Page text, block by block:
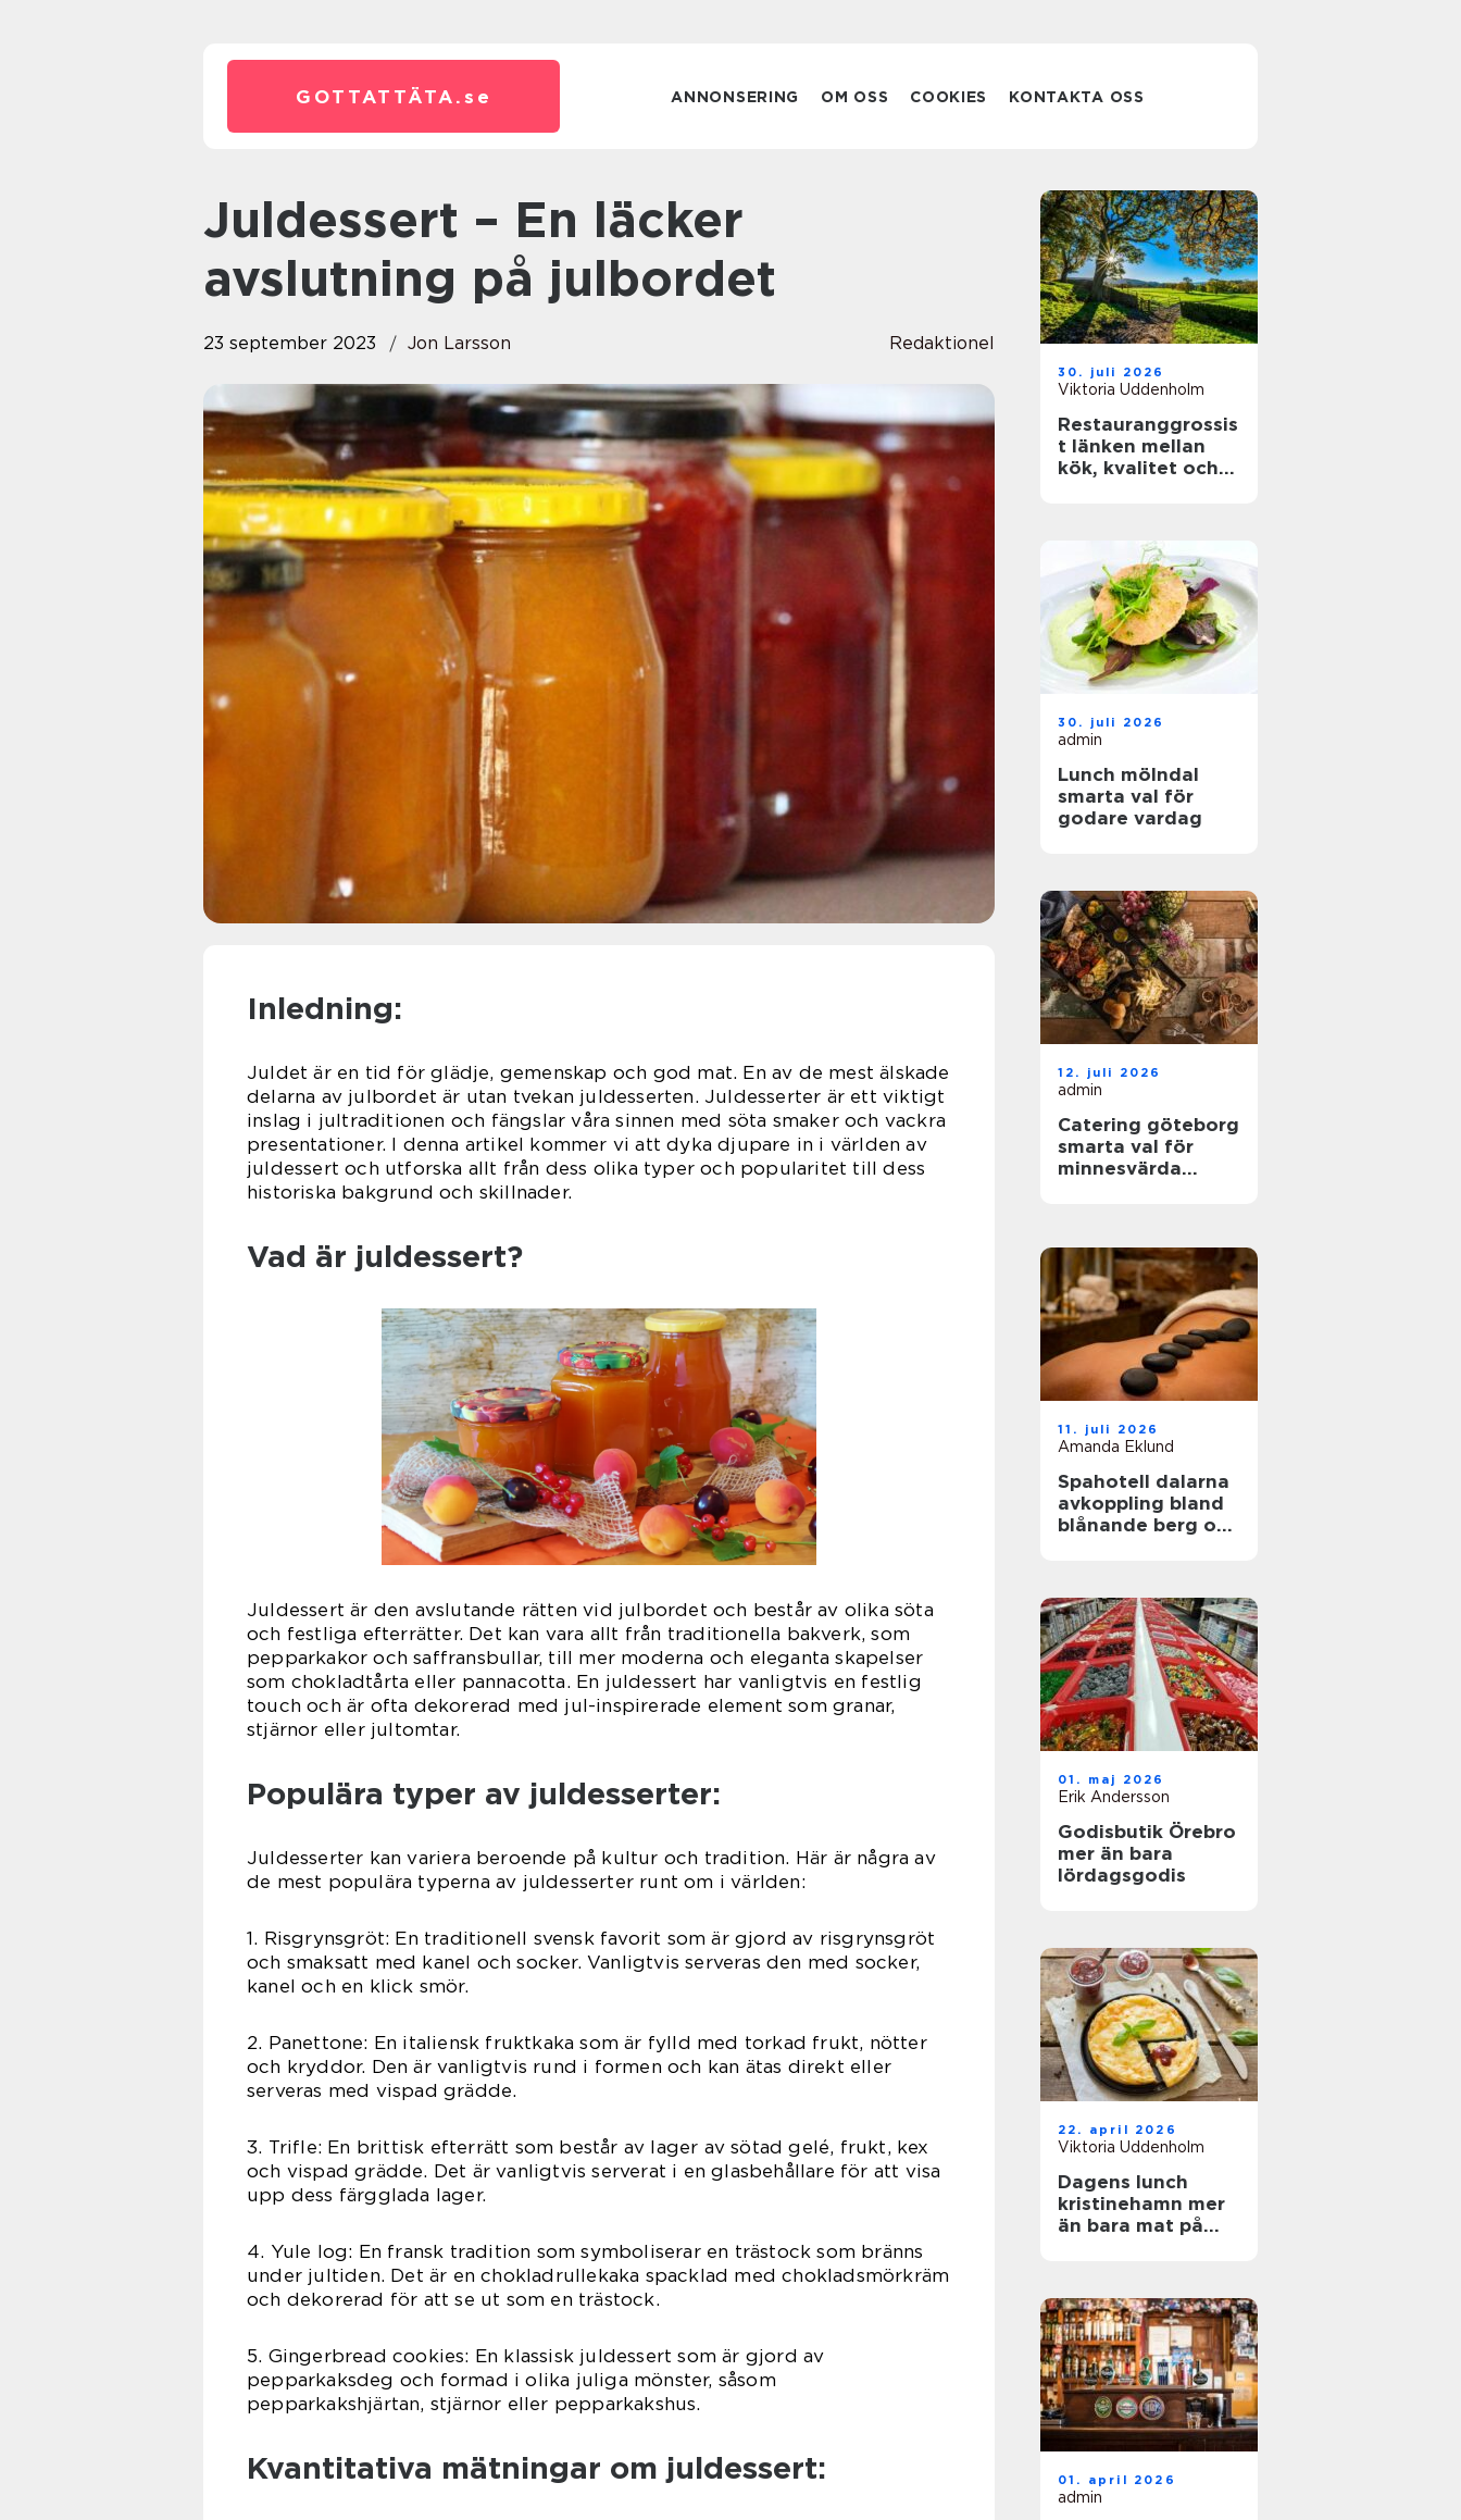
GOTTATTÄTA. se ANNONSERING OM OSS COOKIES KONTAKTA OSS
Juldessert – En läcker
avslutning på julbordet
23 september 2023 Jon Larsson Redaktionel
Inledning:
Juldet är en tid för glädje, gemenskap och god mat. En av de mest älskade
delarna av julbordet är utan tvekan juldesserten. Juldesserter är ett viktigt
inslag i jultraditionen och fängslar våra sinnen med söta smaker och vackra
presentationer. I denna artikel kommer vi att dyka djupare in i världen av
juldessert och utforska allt från dess olika typer och popularitet till dess
historiska bakgrund och skillnader.
Vad är juldessert?
Juldessert är den avslutande rätten vid julbordet och består av olika söta
och festliga efterrätter. Det kan vara allt från traditionella bakverk, som
pepparkakor och saffransbullar, till mer moderna och eleganta skapelser
som chokladtårta eller pannacotta. En juldessert har vanligtvis en festlig
touch och är ofta dekorerad med jul-inspirerade element som granar,
stjärnor eller jultomtar.
Populära typer av juldesserter:
Juldesserter kan variera beroende på kultur och tradition. Här är några av
de mest populära typerna av juldesserter runt om i världen:
1. Risgrynsgröt: En traditionell svensk favorit som är gjord av risgrynsgröt
och smaksatt med kanel och socker. Vanligtvis serveras den med socker,
kanel och en klick smör.
2. Panettone: En italiensk fruktkaka som är fylld med torkad frukt, nötter
och kryddor. Den är vanligtvis rund i formen och kan ätas direkt eller
serveras med vispad grädde.
3. Trifle: En brittisk efterrätt som består av lager av sötad gelé, frukt, kex
och vispad grädde. Det är vanligtvis serverat i en glasbehållare för att visa
upp dess färgglada lager.
4. Yule log: En fransk tradition som symboliserar en trästock som bränns
under jultiden. Det är en chokladrullekaka spacklad med chokladsmörkräm
och dekorerad för att se ut som en trästock.
5. Gingerbread cookies: En klassisk juldessert som är gjord av
pepparkaksdeg och formad i olika juliga mönster, såsom
pepparkakshjärtan, stjärnor eller pepparkakshus.
Kvantitativa mätningar om juldessert:
30. juli 2026
Viktoria Uddenholm
Restauranggrossis
t länken mellan
kök, kvalitet och
30. juli 2026
admin
Lunch mölndal
smarta val för
godare vardag
12. juli 2026
admin
Catering göteborg
smarta val för
minnesvärda
11. juli 2026
Amanda Eklund
Spahotell dalarna
avkoppling bland
blånande berg och
01. maj 2026
Erik Andersson
Godisbutik Örebro
mer än bara
lördagsgodis
22. april 2026
Viktoria Uddenholm
Dagens lunch
kristinehamn mer
än bara mat på
01. april 2026
admin